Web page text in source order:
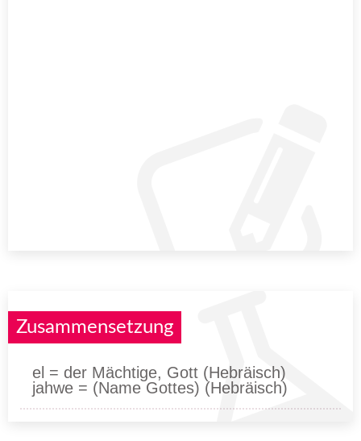
Zusammensetzung
el = der Mächtige, Gott (Hebräisch)
jahwe = (Name Gottes) (Hebräisch)